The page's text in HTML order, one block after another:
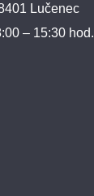
Lučenec
– 15:30 hod.